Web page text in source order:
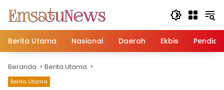
konten
Berita Utama
Nasional Daerah Ekbis
Beranda Berita Utama
Berita Utama